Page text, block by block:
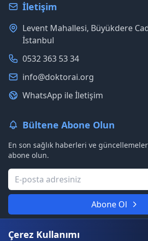
İletişim
Levent Mahallesi, Büyükdere
İstanbul
0532 363 53 34
info@doktorai.org
WhatsApp ile İletişim
Bültene Abone Olun
En son sağlık haberleri ve
abone olun.
Abone Ol
Çerez Kullanımı